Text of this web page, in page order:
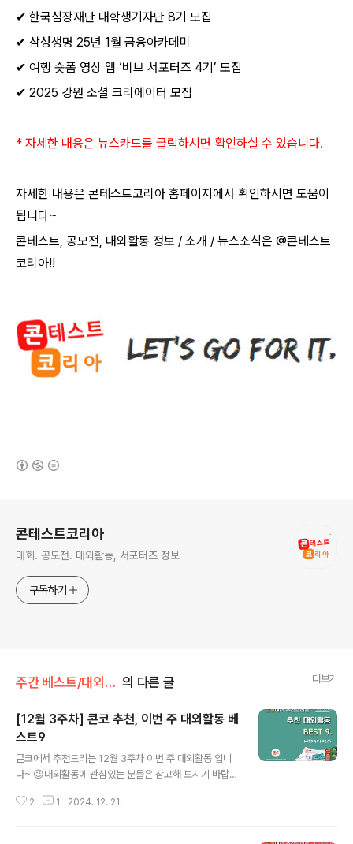
✔ 한국심장재단 대학생기자단 8기 모집
✔ 삼성생명 25년 1월 금융아카데미
✔ 여행 숏폼 영상 앱 ‘비브 서포터즈 4기’ 모집
✔ 2025 강원 소셜 크리에이터 모집
* 자세한 내용은 뉴스카드를 클릭하시면 확인하실 수 있습니다.
자세한 내용은 콘테스트코리아 홈페이지에서 확인하시면 도움이
됩니다~​
콘테스트, 공모전, 대외활동 정보 / 소개 / 뉴스소식은 @콘테스트
코리아!!
콘테스트코리아
대회. 공모전. 대외활동, 서포터즈 정보
구독하기
주간 베스트/대외활동 의 다른 글 더보기
[12월 3주차] 콘코 추천, 이번 주 대외활동 베
스트9
콘코에서 추천드리는 12월 3주차 이번 주 대외활동 입니
다~ 😉대외활동에 관심있는 분들은 참고해 보시기 바랍니
클라우드 데브옵스 프론트엔드&백엔드 자바(JAVA) 풀스
2 1 2024. 12. 21.